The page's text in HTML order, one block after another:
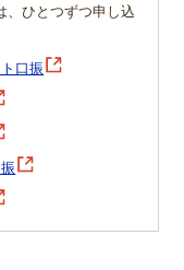
、ひとつずつ申し込
口振